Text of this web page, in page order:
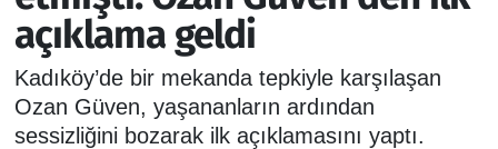
açıklama geldi
Kadıköy’de bir mekanda tepkiyle karşılaşan
Ozan Güven, yaşananların ardından
sessizliğini bozarak ilk açıklamasını yaptı.
EKONOMİ
SİYASET
SPOR
Puan Durumu ve Fikstür
Tüm Manşetler
Son Dakika Haberleri